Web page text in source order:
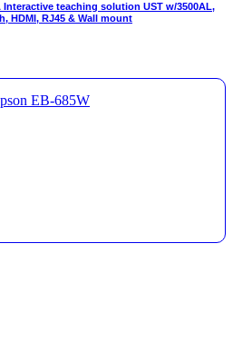
Interactive teaching solution UST w/3500AL,
HDMI, RJ45 & Wall mount